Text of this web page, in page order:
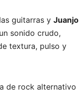
guitarras y Juanjo
sonido crudo,
textura, pulso y
de rock alternativo